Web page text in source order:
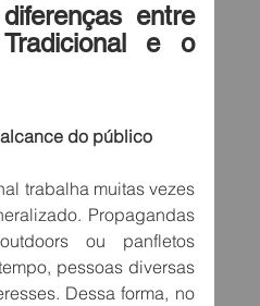
entre
e o
do público
trabalha muitas vezes
Propagandas
ou panfletos
pessoas diversas
Dessa forma, no